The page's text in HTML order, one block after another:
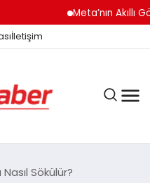
Meta’nın Akıllı
İletişim
Sökülür?